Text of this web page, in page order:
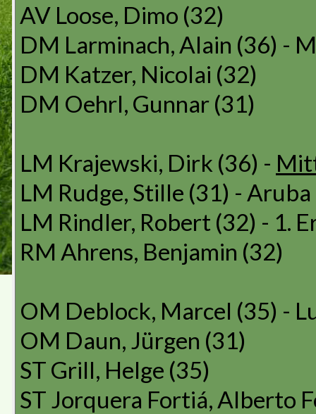
AV Loose, Dimo (32)
DM Larminach, Alain (36) -
DM Katzer, Nicolai (32)
DM Oehrl, Gunnar (31)
LM Krajewski, Dirk (36) -
LM Rudge, Stille (31) -
LM Rindler, Robert (32) - 1.
RM Ahrens, Benjamin (32)
OM Deblock, Marcel (35) -
OM Daun, Jürgen (31)
ST Grill, Helge (35)
ST Jorquera Fortiá, Alberto